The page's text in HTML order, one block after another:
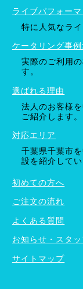
ライブパフォーマ
特に人気なラ
ケータリング事
実際のご利用
す。
選ばれる理由
法人のお客様
ご紹介します。
対応エリア
千葉県千葉市
設を紹介してい
初めての方へ
ご注文の流れ
よくある質問
お知らせ・スタ
サイトマップ